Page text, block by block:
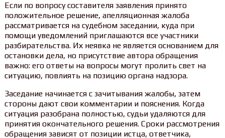
Если по вопросу составителя заявления принято
положительное решение, апелляционная жалоба
рассматривается на судебном заседании, куда при
помощи уведомлений приглашаются все участники
разбирательства. Их неявка не является основанием для
остановки дела, но присутствие автора обращения
важно: его ответы на вопросы могут пролить свет на
ситуацию, повлиять на позицию органа надзора.
Заседание начинается с зачитывания жалобы, затем
стороны дают свои комментарии и пояснения. Когда
ситуация разобрана полностью, судьи удаляются для
принятия окончательного решения. Сроки рассмотрения
обращения зависят от позиции истца, ответчика,